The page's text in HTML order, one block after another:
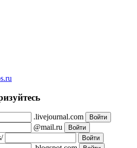
.livejournal.com
@mail.ru